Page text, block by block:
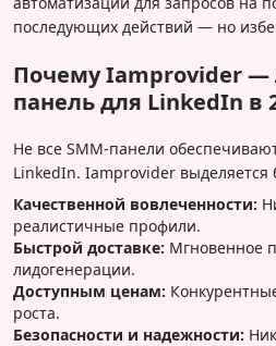
последующих действий — но
Почему Iamprovider —
панель для LinkedIn в
Не все SMM-панели
LinkedIn. Iamprovider выделяется
Качественной вовлеченности:
реалистичные профили.
Быстрой доставке: Мгновенное
лидогенерации.
Доступным ценам:
роста.
Безопасности и надежности: